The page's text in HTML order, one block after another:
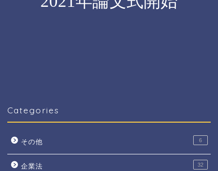
Categories
その他 6
企業法 32